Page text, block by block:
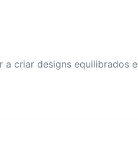
a criar designs equilibrados e